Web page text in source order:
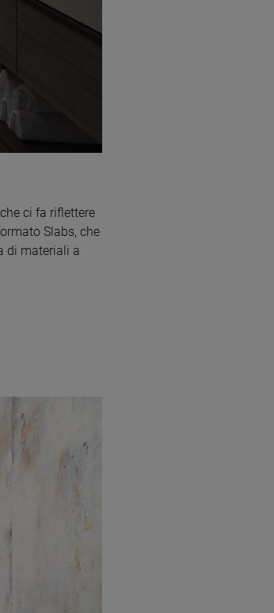
ci fa riflettere
Slabs, che
di materiali a